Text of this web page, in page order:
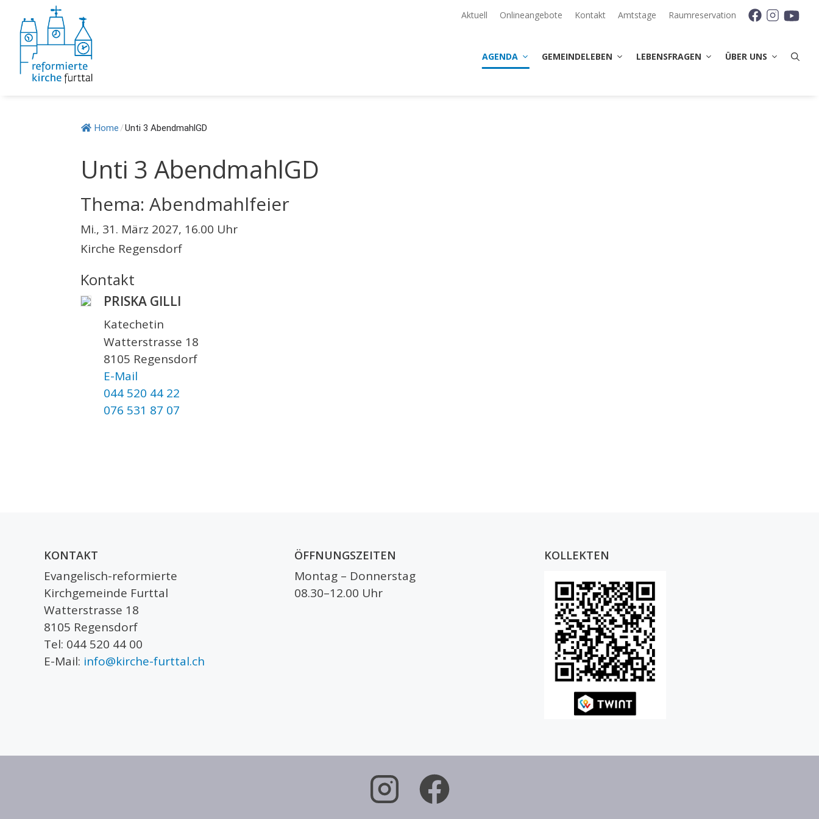
zum
Inhalt
Aktuell Onlineangebote Kontakt Amtstage Raumreservation
AGENDA GEMEINDELEBEN LEBENSFRAGEN ÜBER UNS
Home /Unti 3 AbendmahlGD
Unti 3 AbendmahlGD
Thema: Abendmahlfeier
Mi., 31. März 2027, 16.00 Uhr
Kirche Regensdorf
Kontakt
PRISKA GILLI
Katechetin
Watterstrasse 18
8105 Regensdorf
E-Mail
044 520 44 22
076 531 87 07
KONTAKT
Evangelisch-reformierte
Kirchgemeinde Furttal
Watterstrasse 18
8105 Regensdorf
Tel: 044 520 44 00
E-Mail: info@kirche-furttal.ch
ÖFFNUNGSZEITEN
Montag – Donnerstag
08.30–12.00 Uhr
KOLLEKTEN